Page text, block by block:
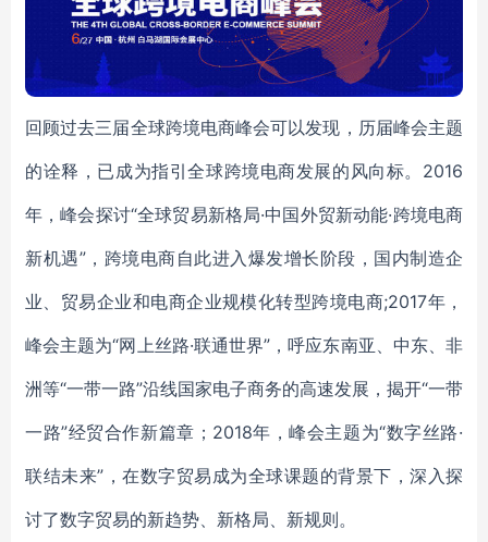
回顾过去三届全球跨境电商峰会可以发现，历届峰会主题
的诠释，已成为指引全球跨境电商发展的风向标。2016
年，峰会探讨“全球贸易新格局·中国外贸新动能·跨境电商
新机遇”，跨境电商自此进入爆发增长阶段，国内制造企
业、贸易企业和电商企业规模化转型跨境电商;2017年，
峰会主题为“网上丝路·联通世界”，呼应东南亚、中东、非
洲等“一带一路”沿线国家电子商务的高速发展，揭开“一带
一路”经贸合作新篇章；2018年，峰会主题为“数字丝路·
联结未来”，在数字贸易成为全球课题的背景下，深入探
讨了数字贸易的新趋势、新格局、新规则。